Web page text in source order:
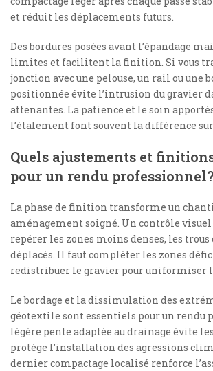
et réduit les déplacements futurs.
Des bordures posées avant l’épandage
limites et facilitent la finition. Si vous
jonction avec une pelouse, un rail ou une
positionnée évite l’intrusion du gravier
attenantes. La patience et le soin
l’étalement font souvent la différence
Quels ajustements et
pour un rendu professionnel?
La phase de finition transforme un
aménagement soigné. Un contrôle
repérer les zones moins denses, les trous
déplacés. Il faut compléter les zones
redistribuer le gravier pour uniformiser
Le bordage et la dissimulation des
géotextile sont essentiels pour un rendu
légère pente adaptée au drainage évite
protège l’installation des agressions
dernier compactage localisé renforce